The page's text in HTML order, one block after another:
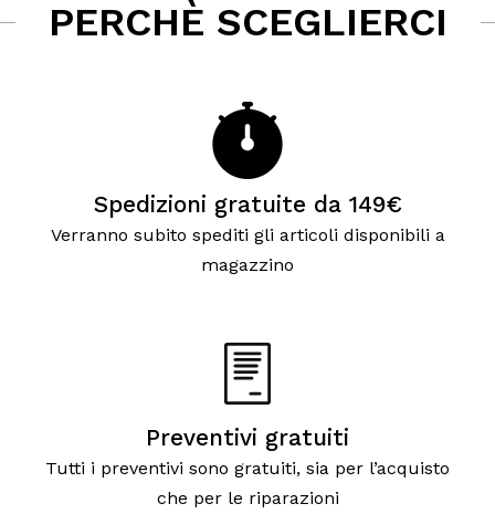
PERCHÈ SCEGLIERCI
Spedizioni gratuite da 149€
Verranno subito spediti gli articoli disponibili a
magazzino
Preventivi gratuiti
Tutti i preventivi sono gratuiti, sia per l’acquisto
che per le riparazioni